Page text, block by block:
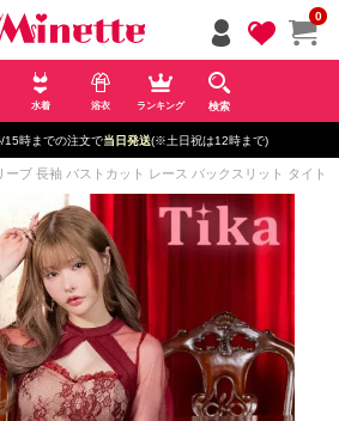
0
水着 浴衣 ランキング 検索
/15時までの注文で当日発送(※土日祝は12時まで)
ーブ 長袖 バストカット レース バックスリット タイ
ペー
ジト
ップ